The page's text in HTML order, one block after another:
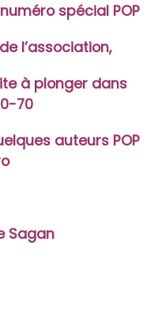
spécial POP
l’association,
à plonger dans
70
auteurs POP
Sagan